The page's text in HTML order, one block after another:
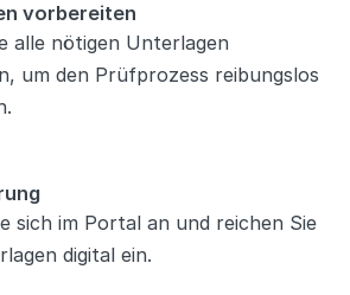
vorbereiten
alle nötigen Unterlagen
um den Prüfprozess reibungslos
sich im Portal an und reichen Sie
digital ein.